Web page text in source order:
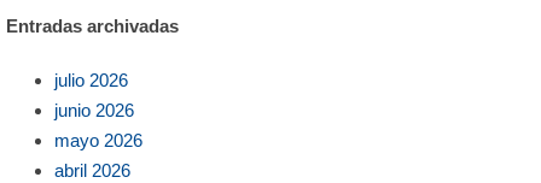
Entradas archivadas
julio 2026
junio 2026
mayo 2026
abril 2026